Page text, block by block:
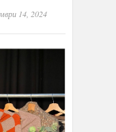
14, 2024